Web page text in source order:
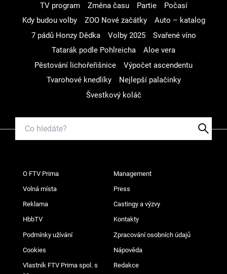
TV program
Změna času Partie
Počasí
Kdy budou volby
ZOO Nové začátky
Auto – katalog
7 pádů Honzy Dědka
Volby 2025
Svařené víno
Tatarák podle Pohlreicha
Aloe vera
Pěstování lichořeřišnice
Výpočet ascendentu
Tvarohové knedlíky
Nejlepší palačinky
Švestkový koláč
O FTV Prima Management
Volná místa Press
Reklama Castingy a výzvy
HbbTV Kontakty
Podmínky užívání Zpracování osobních údajů
Cookies Nápověda
Vlastník FTV Prima spol. s
Redakce